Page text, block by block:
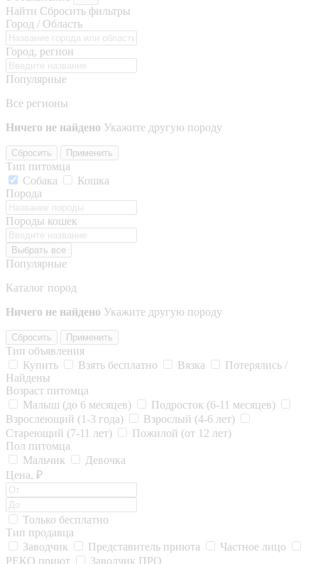
Найти Сбросить фильтры
Город / Область
Город, регион
Популярные
Все регионы
Ничего не найдено Укажите другую породу
Сбросить Применить
Тип питомца
Собака
Кошка
Порода
Породы кошек
Выбрать все
Популярные
Каталог пород
Ничего не найдено Укажите другую породу
Сбросить Применить
Тип объявления
Купить
Взять бесплатно Вязка
Потерялись /
Найдены
Возраст питомца
Малыш (до 6 месяцев)
Подросток (6-11 месяцев)
Взрослеющий (1-3 года)
Взрослый (4-6 лет)
Стареющий (7-11 лет)
Пожилой (от 12 лет)
Пол питомца
Мальчик
Девочка
Цена, ₽
Только бесплатно
Тип продавца
Заводчик
Представитель приюта
Частное лицо
РЕКО приют
Заводчик ПРО